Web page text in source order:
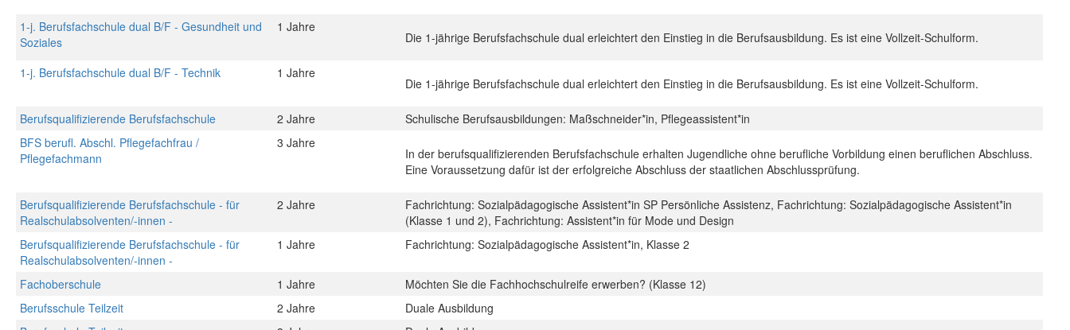
1-j. Berufsfachschule dual B/F - Gesundheit und
Soziales
1 Jahre
Die 1-jährige Berufsfachschule dual erleichtert den Einstieg in die Berufsausbildung. Es ist eine Vollzeit-Schulform.
1-j. Berufsfachschule dual B/F - Technik 1 Jahre
Die 1-jährige Berufsfachschule dual erleichtert den Einstieg in die Berufsausbildung. Es ist eine Vollzeit-Schulform.
Berufsqualifizierende Berufsfachschule 2 Jahre
Schulische Berufsausbildungen: Maßschneider*in, Pflegeassistent*in
BFS berufl. Abschl. Pflegefachfrau /
Pflegefachmann
3 Jahre
In der berufsqualifizierenden Berufsfachschule erhalten Jugendliche ohne berufliche Vorbildung einen beruflichen Abschluss.
Eine Voraussetzung dafür ist der erfolgreiche Abschluss der staatlichen Abschlussprüfung.
Berufsqualifizierende Berufsfachschule - für
Realschulabsolventen/-innen -
2 Jahre
Fachrichtung: Sozialpädagogische Assistent*in SP Persönliche Assistenz, Fachrichtung: Sozialpädagogische Assistent*in
(Klasse 1 und 2), Fachrichtung: Assistent*in für Mode und Design
Berufsqualifizierende Berufsfachschule - für
Realschulabsolventen/-innen -
1 Jahre Fachrichtung: Sozialpädagogische Assistent*in, Klasse 2
Fachoberschule 1 Jahre
Möchten Sie die Fachhochschulreife erwerben? (Klasse 12)
Berufsschule Teilzeit
2 Jahre
Duale Ausbildung